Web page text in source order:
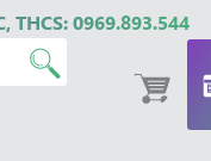
THCS: 0969.893.544